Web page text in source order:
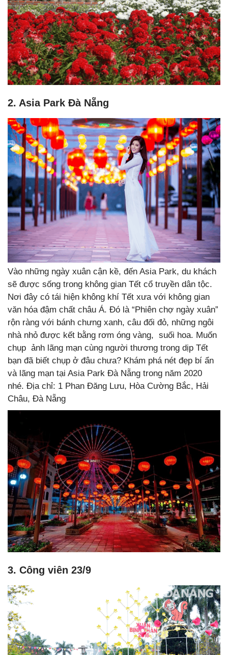
2. Asia Park Đà Nẵng
Vào những ngày xuân cận kề, đến Asia Park, du khách
sẽ được sống trong không gian Tết cổ truyền dân tộc.
Nơi đây có tái hiện không khí Tết xưa với không gian
văn hóa đậm chất châu Á. Đó là “Phiên chợ ngày xuân”
rộn ràng với bánh chưng xanh, câu đối đỏ, những ngôi
nhà nhỏ được kết bằng rơm óng vàng, suối hoa. Muốn
chụp ảnh lãng mạn cùng người thương trong dịp Tết
bạn đã biết chụp ở đâu chưa? Khám phá nét đẹp bí ẩn
và lãng mạn tại Asia Park Đà Nẵng trong năm 2020
nhé. Địa chỉ: 1 Phan Đăng Lưu, Hòa Cường Bắc, Hải
Châu, Đà Nẵng
3. Công viên 23/9